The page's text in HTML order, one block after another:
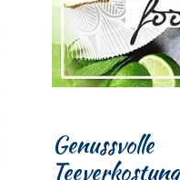
Genussvolle
Teeverkostung